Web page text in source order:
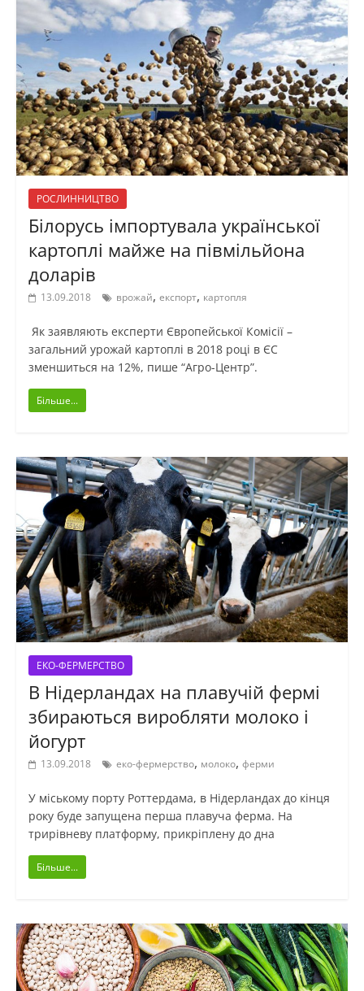
РОСЛИННИЦТВО
Білорусь імпортувала української
картоплі майже на півмільйона
доларів
13.09.2018 врожай, експорт, картопля
Як заявляють експерти Європейської Комісії –
загальний урожай картоплі в 2018 році в ЄС
зменшиться на 12%, пише “Агро-Центр”.
Більше...
ЕКО-ФЕРМЕРСТВО
В Нідерландах на плавучій фермі
збираються виробляти молоко і
йогурт
13.09.2018 еко-фермерство, молоко, ферми
У міському порту Роттердама, в Нідерландах до кінця
року буде запущена перша плавуча ферма. На
трирівневу платформу, прикріплену до дна
Більше...